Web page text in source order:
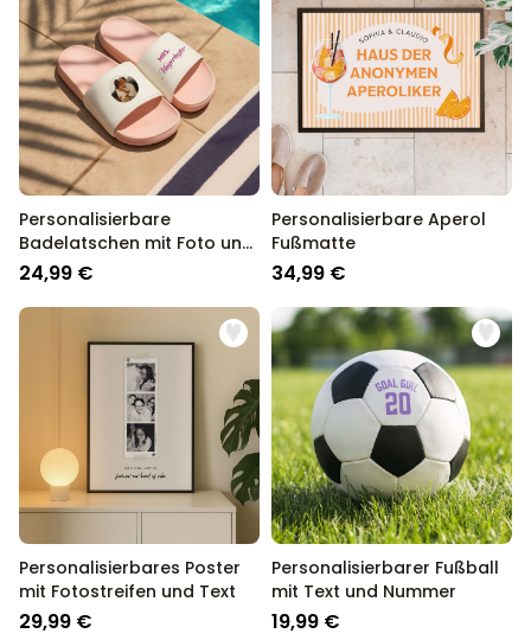
Personalisierbare
Badelatschen mit Foto und
Text
24,99 €
Personalisierbare Aperol
Fußmatte
34,99 €
Personalisierbares Poster
mit Fotostreifen und Text
29,99 €
Personalisierbarer Fußball
mit Text und Nummer
19,99 €